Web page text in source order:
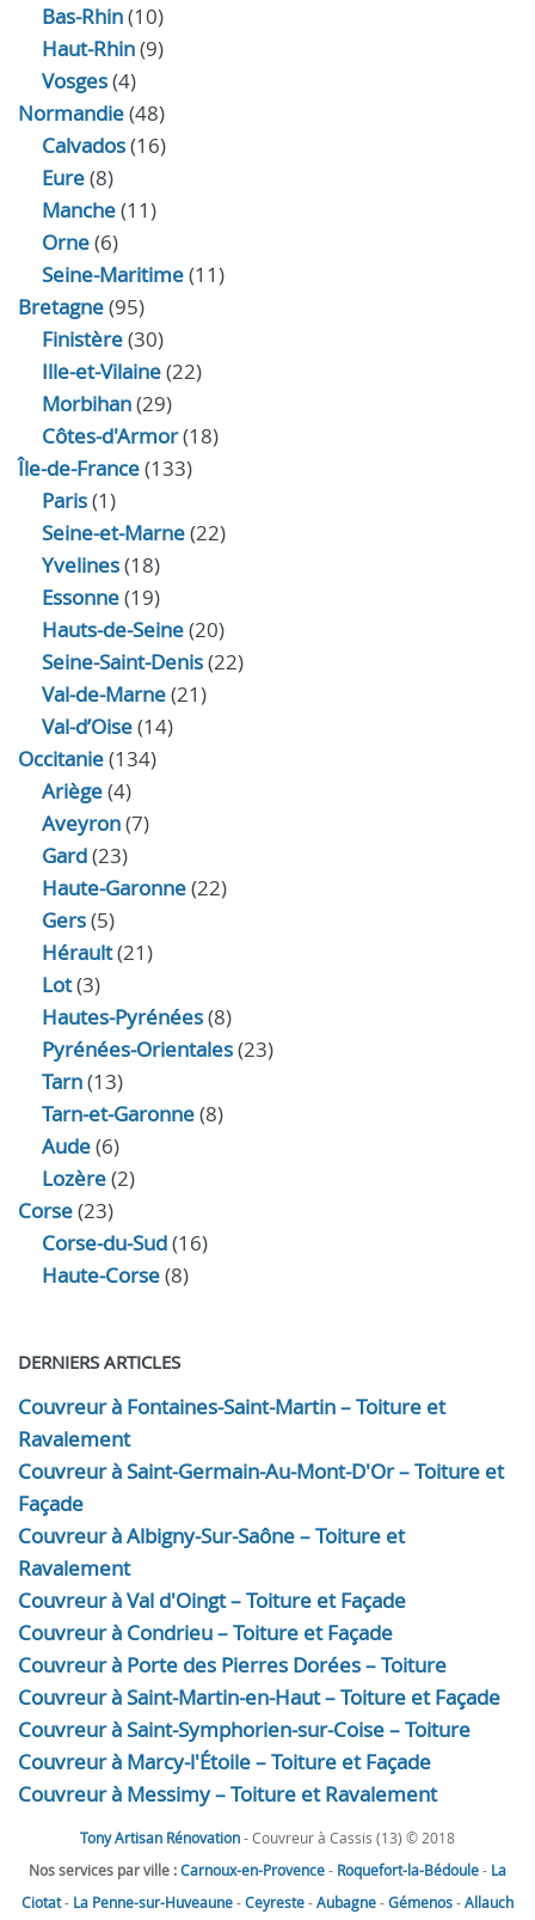
Bas-Rhin(10)
Haut-Rhin(9)
Vosges(4)
Normandie(48)
Calvados(16)
Eure(8)
Manche(11)
Orne(6)
Seine-Maritime(11)
Bretagne(95)
Finistère(30)
Ille-et-Vilaine(22)
Morbihan(29)
Côtes-d'Armor(18)
Île-de-France(133)
Paris(1)
Seine-et-Marne(22)
Yvelines(18)
Essonne(19)
Hauts-de-Seine(20)
Seine-Saint-Denis(22)
Val-de-Marne(21)
Val-d’Oise(14)
Occitanie(134)
Ariège(4)
Aveyron(7)
Gard(23)
Haute-Garonne(22)
Gers(5)
Hérault(21)
Lot(3)
Hautes-Pyrénées(8)
Pyrénées-Orientales(23)
Tarn(13)
Tarn-et-Garonne(8)
Aude(6)
Lozère(2)
Corse(23)
Corse-du-Sud(16)
Haute-Corse(8)
DERNIERS ARTICLES
Couvreur à Fontaines-Saint-Martin – Toiture et
Ravalement
Couvreur à Saint-Germain-Au-Mont-D'Or – Toiture et
Façade
Couvreur à Albigny-Sur-Saône – Toiture et
Ravalement
Couvreur à Val d'Oingt – Toiture et Façade
Couvreur à Condrieu – Toiture et Façade
Couvreur à Porte des Pierres Dorées – Toiture
Couvreur à Saint-Martin-en-Haut – Toiture et Façade
Couvreur à Saint-Symphorien-sur-Coise – Toiture
Couvreur à Marcy-l'Étoile – Toiture et Façade
Couvreur à Messimy – Toiture et Ravalement
Tony Artisan Rénovation- Couvreur à Cassis (13) © 2018
Nos services par ville :Carnoux-en-Provence- Roquefort-la-Bédoule- La
Ciotat- La Penne-sur-Huveaune-Ceyreste-Aubagne-Gémenos-Allauch